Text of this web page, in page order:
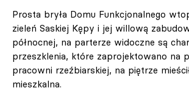
Prosta bryła Domu Funkcjonalnego
zieleń Saskiej Kępy i jej willową
północnej, na parterze widoczne są
przeszklenia, które zaprojektowano na
pracowni rzeźbiarskiej, na piętrze
mieszkalna.